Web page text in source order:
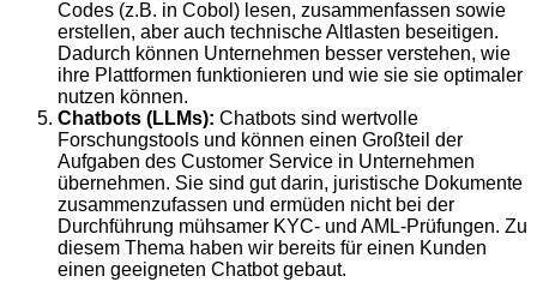
Codes (z.B. in Cobol) lesen, zusammenfassen sowie
erstellen, aber auch technische Altlasten beseitigen.
Dadurch können Unternehmen besser verstehen, wie
ihre Plattformen funktionieren und wie sie sie optimaler
nutzen können.
Chatbots (LLMs): Chatbots sind wertvolle
Forschungstools und können einen Großteil der
Aufgaben des Customer Service in Unternehmen
übernehmen. Sie sind gut darin, juristische Dokumente
zusammenzufassen und ermüden nicht bei der
Durchführung mühsamer KYC- und AML-Prüfungen. Zu
diesem Thema haben wir bereits für einen Kunden
einen geeigneten Chatbot gebaut.